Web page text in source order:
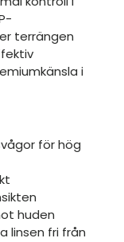
terrängen
i
för hög
huden
linsen fri från